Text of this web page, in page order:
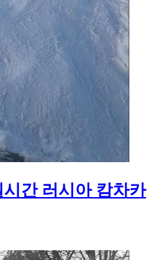
간 러시아 캄차카